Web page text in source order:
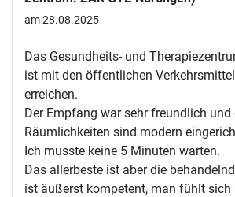
am 28.08.2025
Das Gesundheits- und
ist mit den öffentlichen
erreichen.
Der Empfang war sehr freundlich und
Räumlichkeiten sind modern
Ich musste keine 5 Minuten warten.
Das allerbeste ist aber die
ist äußerst kompetent, man fühlt sich